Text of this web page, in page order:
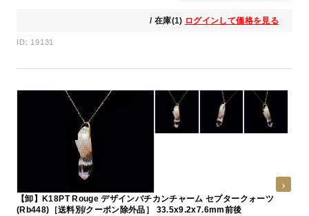
/ 在庫(1) ログインして価格を見る
ID: 19131
【卸】K18PT Rouge デザインバチカンチャーム セプタークォーツ
(Rb448)［送料別/クーポン除外品］ 33.5x9.2x7.6mm前後